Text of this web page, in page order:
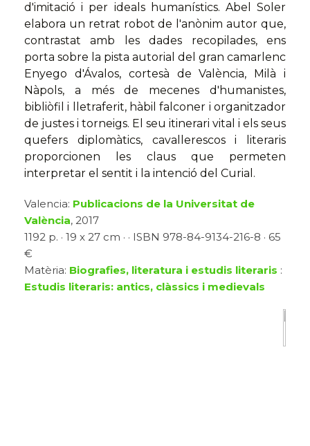
d'imitació i per ideals humanístics. Abel Soler
elabora un retrat robot de l'anònim autor que,
contrastat amb les dades recopilades, ens
porta sobre la pista autorial del gran camarlenc
Enyego d'Ávalos, cortesà de València, Milà i
Nàpols, a més de mecenes d'humanistes,
bibliòfil i lletraferit, hàbil falconer i organitzador
de justes i torneigs. El seu itinerari vital i els seus
quefers diplomàtics, cavallerescos i literaris
proporcionen les claus que permeten
interpretar el sentit i la intenció del Curial.
Valencia: Publicacions de la Universitat de
València, 2017
1192 p. · 19 x 27 cm · · ISBN 978-84-9134-216-8 · 65
€
Matèria: Biografies, literatura i estudis literaris :
Estudis literaris: antics, clàssics i medievals